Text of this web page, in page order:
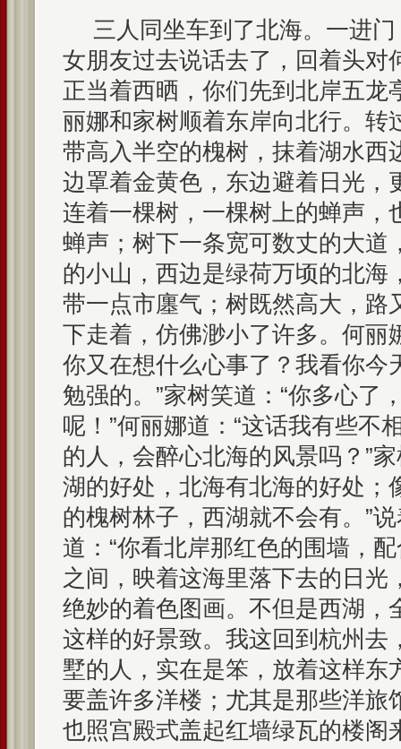
三人同坐车到了北海。一进
女朋友过去说话去了，回着头对
正当着西晒，你们先到北岸五龙
丽娜和家树顺着东岸向北行。转
带高入半空的槐树，抹着湖水西
边罩着金黄色，东边避着日光，
连着一棵树，一棵树上的蝉声，
蝉声；树下一条宽可数丈的大道
的小山，西边是绿荷万顷的北海
带一点市廛气；树既然高大，路
下走着，仿佛渺小了许多。何丽
你又在想什么心事了？我看你今
勉强的。”家树笑道：“你多心了
呢！”何丽娜道：“这话我有些不
的人，会醉心北海的风景吗？”
湖的好处，北海有北海的好处；
的槐树林子，西湖就不会有。”
道：“你看北岸那红色的围墙，
之间，映着这海里落下去的日光
绝妙的着色图画。不但是西湖，
这样的好景致。我这回到杭州去
墅的人，实在是笨，放着这样东
要盖许多洋楼；尤其是那些洋旅
也照宫殿式盖起红墙绿瓦的楼阁